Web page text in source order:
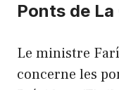
Ponts de La
Le ministre
concerne les